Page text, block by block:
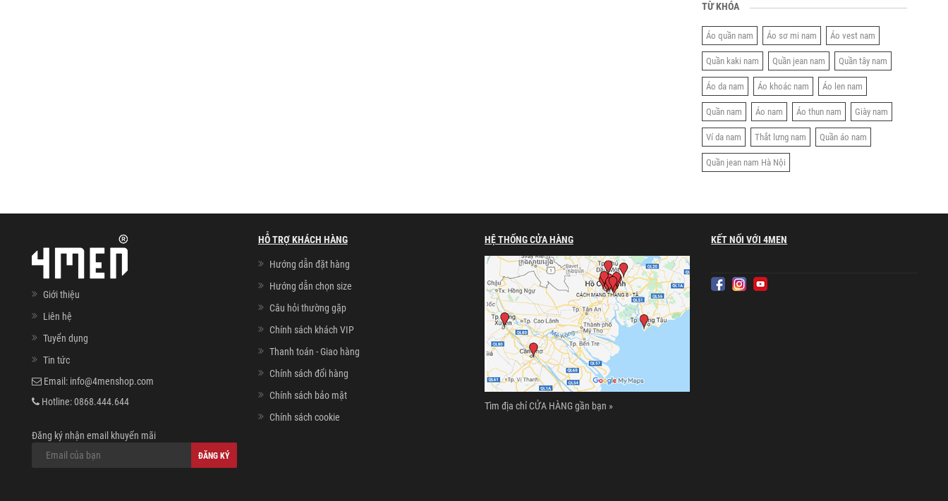
TỪ KHÓA
Áo quần nam Áo sơ mi nam Áo vest nam
Quần kaki nam Quần jean nam Quần tây nam
Áo da nam Áo khoác nam Áo len nam
Quần nam Áo nam Áo thun nam Giày nam
Ví da nam Thắt lưng nam Quần áo nam
Quần jean nam Hà Nội
Giới thiệu
Liên hệ
Tuyển dụng
Tin tức
Email: info@4menshop.com
Hotline:0868.444.644
Đăng ký nhận email khuyến mãi
ĐĂNG KÝ
HỖ TRỢ KHÁCH HÀNG
Hướng dẫn đặt hàng
Hướng dẫn chọn size
Câu hỏi thường gặp
Chính sách khách VIP
Thanh toán - Giao hàng
Chính sách đổi hàng
Chính sách bảo mật
Chính sách cookie
HỆ THỐNG CỬA HÀNG
Tìm địa chỉ CỬA HÀNG gần bạn »
KẾT NỐI VỚI 4MEN